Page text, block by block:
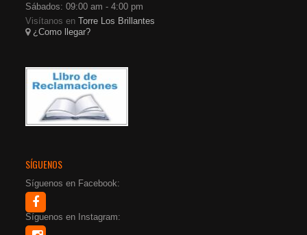
Sábados: 09:00 am - 4:00 pm
Visítanos enTorre Los Brillantes
¿Como llegar?
SÍGUENOS
Síguenos en Facebook:
Síguenos en Instagram: